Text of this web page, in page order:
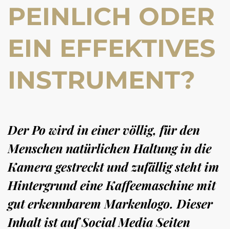
PEINLICH ODER
EIN EFFEKTIVES
INSTRUMENT?
Der Po wird in einer völlig, für den
Menschen natürlichen Haltung in die
Kamera gestreckt und zufällig steht im
Hintergrund eine Kaffeemaschine mit
gut erkennbarem Markenlogo. Dieser
Inhalt ist auf Social Media Seiten